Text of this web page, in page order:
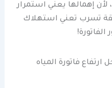
لأن إهمالها يعني استمرار
تسرب تعني استهلاك
فاتورة المياه